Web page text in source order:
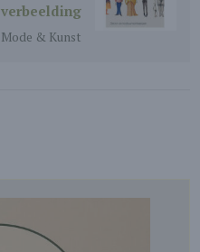
verbeelding
Mode & Kunst